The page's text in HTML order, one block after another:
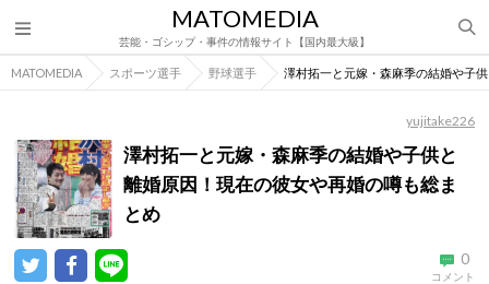
MATOMEDIA
芸能・ゴシップ・事件の情報サイト【国内最大級】
MATOMEDIA スポーツ選手 野球選手 澤村拓一と元嫁・森麻季の結婚や子
yujitake226
澤村拓一と元嫁・森麻季の結婚や子供と
離婚原因！現在の彼女や再婚の噂も総ま
とめ
0
コメント